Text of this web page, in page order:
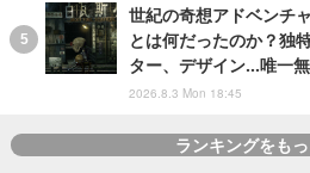
世紀の奇想アドベンチ
とは何だったのか？独
ター、デザイン…唯一
2026.8.3 Mon 18:45
ランキングをも